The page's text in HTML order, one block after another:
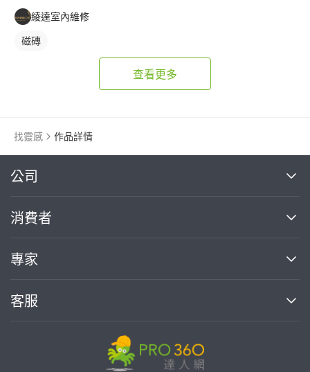
綾達室內維修
磁磚
查看更多
找靈感 作品詳情
公司
關於我們
部落格
加入我們
消費者
買服務
熱門服務
專家
案件中心
客服
繼續完成